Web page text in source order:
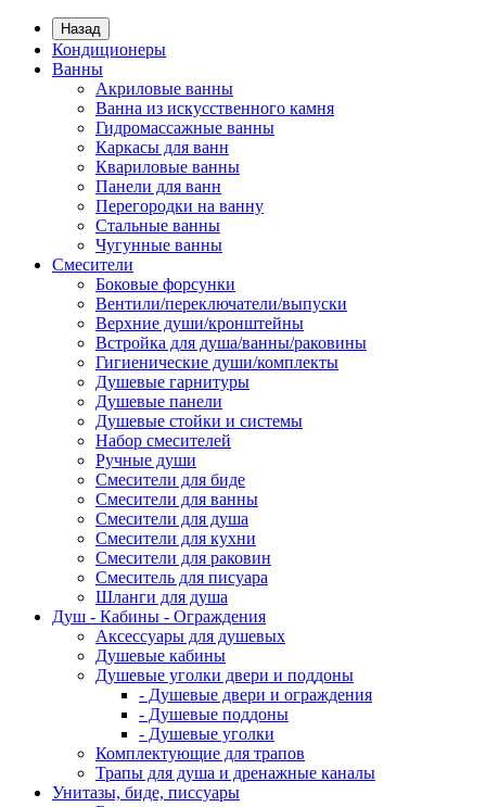
Назад
Кондиционеры
Ванны
Акриловые ванны
Ванна из искусственного камня
Гидромассажные ванны
Каркасы для ванн
Квариловые ванны
Панели для ванн
Перегородки на ванну
Стальные ванны
Чугунные ванны
Смесители
Боковые форсунки
Вентили/переключатели/выпуски
Верхние души/кронштейны
Встройка для душа/ванны/раковины
Гигиенические души/комплекты
Душевые гарнитуры
Душевые панели
Душевые стойки и системы
Набор смесителей
Ручные души
Смесители для биде
Смесители для ванны
Смесители для душа
Смесители для кухни
Смесители для раковин
Смеситель для писуара
Шланги для душа
Душ - Кабины - Ограждения
Аксессуары для душевых
Душевые кабины
Душевые уголки двери и поддоны
- Душевые двери и ограждения
- Душевые поддоны
- Душевые уголки
Комплектующие для трапов
Трапы для душа и дренажные каналы
Унитазы, биде, писсуары